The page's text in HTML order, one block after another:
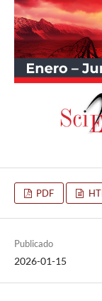
PDF
Publicado
2026-01-15